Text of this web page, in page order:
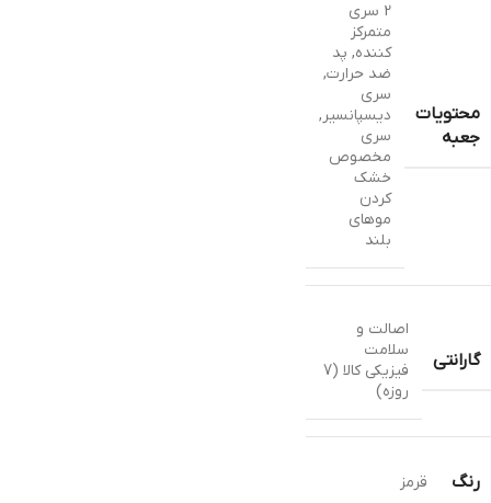
محتویات
جعبه
2 سری
متمرکز
کننده, پد
ضد حرارت,
سری
دیسپانسیر,
سری
مخصوص
خشک
کردن
موهای
بلند
گارانتی
اصالت و
سلامت
فیزیکی کالا (7
روزه)
رنگ قرمز